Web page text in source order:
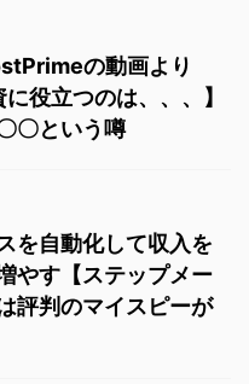
の動画より
役立つのは、、、】
〇という噂
を自動化して収入を
やす【ステップメー
評判のマイスピーが